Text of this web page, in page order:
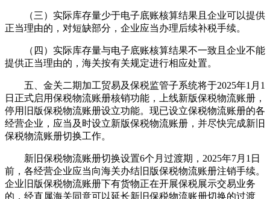
（三）实际库存量少于电子底账核算结果且企业可以提供
正当理由的，对短缺部分，企业应当办理后续补税手续。
（四）实际库存量与电子底账核算结果不一致且企业不能
提供正当理由的，海关按有关规定进行相应处置。
五、金关二期加工贸易及保税监管子系统将于2025年1 月 1
日正式启用保税物流账册核销功能，上线新版保税物流账册，
停用旧版保税物流账册设立功能。现已设立保税物流账册的各
经营企业，应当及时设立新版保税物流账册，并尽快完成新旧
保税物流账册切换工作。
新旧保税物流账册切换设置6个月过渡期， 2025年7月 1 日
前，各经营企业应当向海关办结旧版保税物流账册注销手续。
企业旧版保税物流账册下有货物正在开展保税展示交易业务
的，经直属海关同意可以延长新旧保税物流账册切换的过渡